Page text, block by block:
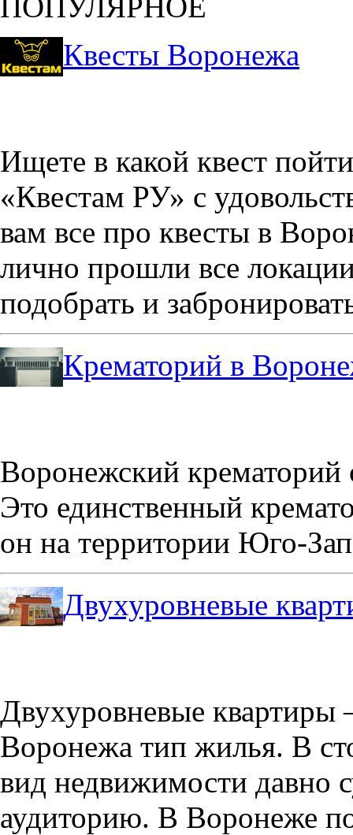
Квесты Воронежа
Ищете в какой квест
«Квестам РУ» с
вам все про квесты в
лично прошли все
подобрать и
Крематорий в
Воронежский крематорий
Это единственный
он на территории Юго-
Двухуровневые
Двухуровневые квартиры
Воронежа тип жилья. В
вид недвижимости давно
аудиторию. В Воронеже